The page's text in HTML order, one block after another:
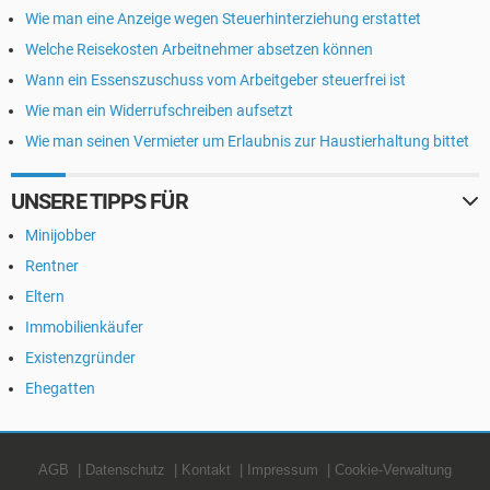
Wie man eine Anzeige wegen Steuerhinterziehung erstattet
Welche Reisekosten Arbeitnehmer absetzen können
Wann ein Essenszuschuss vom Arbeitgeber steuerfrei ist
Wie man ein Widerrufschreiben aufsetzt
Wie man seinen Vermieter um Erlaubnis zur Haustierhaltung bittet
UNSERE TIPPS FÜR
Minijobber
Rentner
Eltern
Immobilienkäufer
Existenzgründer
Ehegatten
AGB Datenschutz Kontakt Impressum Cookie-Verwaltung